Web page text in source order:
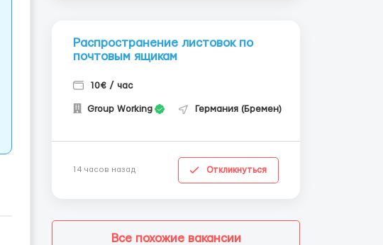
Распространение листовок по
почтовым ящикам
10€ / час
Group Working Германия (Бремен)
14 часов назад Откликнуться
Все похожие вакансии